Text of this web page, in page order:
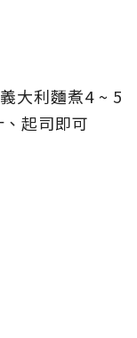
大利麵煮4 ~ 5
起司即可